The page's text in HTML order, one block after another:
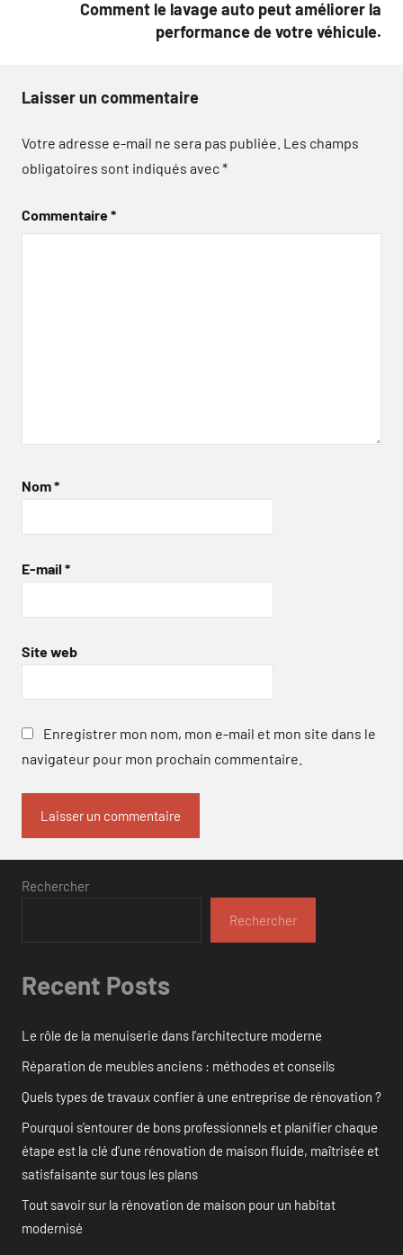
Comment le lavage auto peut améliorer la
performance de votre véhicule.
Laisser un commentaire
Votre adresse e-mail ne sera pas publiée. Les champs
obligatoires sont indiqués avec*
Commentaire*
Nom*
E-mail *
Site web
Enregistrer mon nom, mon e-mail et mon site dans le
navigateur pour mon prochain commentaire.
Rechercher
Rechercher
Recent Posts
Le rôle de la menuiserie dans l’architecture moderne
Réparation de meubles anciens : méthodes et conseils
Quels types de travaux confier à une entreprise de rénovation ?
Pourquoi s’entourer de bons professionnels et planifier chaque
étape est la clé d’une rénovation de maison fluide, maîtrisée et
satisfaisante sur tous les plans
Tout savoir sur la rénovation de maison pour un habitat
modernisé